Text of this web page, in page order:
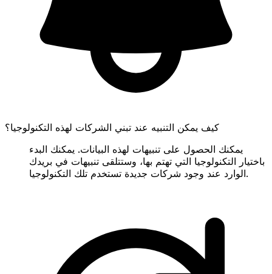
كيف يمكن التنبيه عند تبني الشركات لهذه التكنولوجيا؟
يمكنك الحصول على تنبيهات لهذه البيانات. يمكنك البدء
باختيار التكنولوجيا التي تهتم بها، وستتلقى تنبيهات في بريدك
الوارد عند وجود شركات جديدة تستخدم تلك التكنولوجيا.